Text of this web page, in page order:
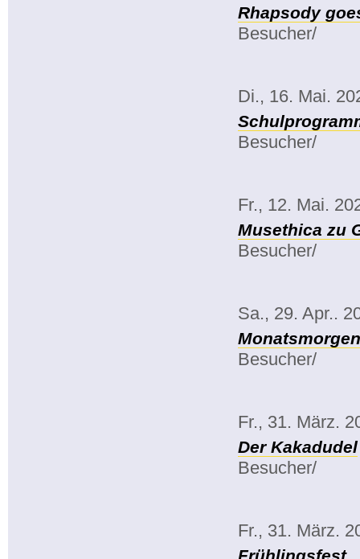
Rhapsody
Besucher/
Di., 16. Mai.
Besucher/
Fr., 12. Mai.
Musethica zu
Besucher/
Sa., 29. Apr..
Besucher/
Fr., 31. März.
Der Kakadudel
Besucher/
Fr., 31. März.